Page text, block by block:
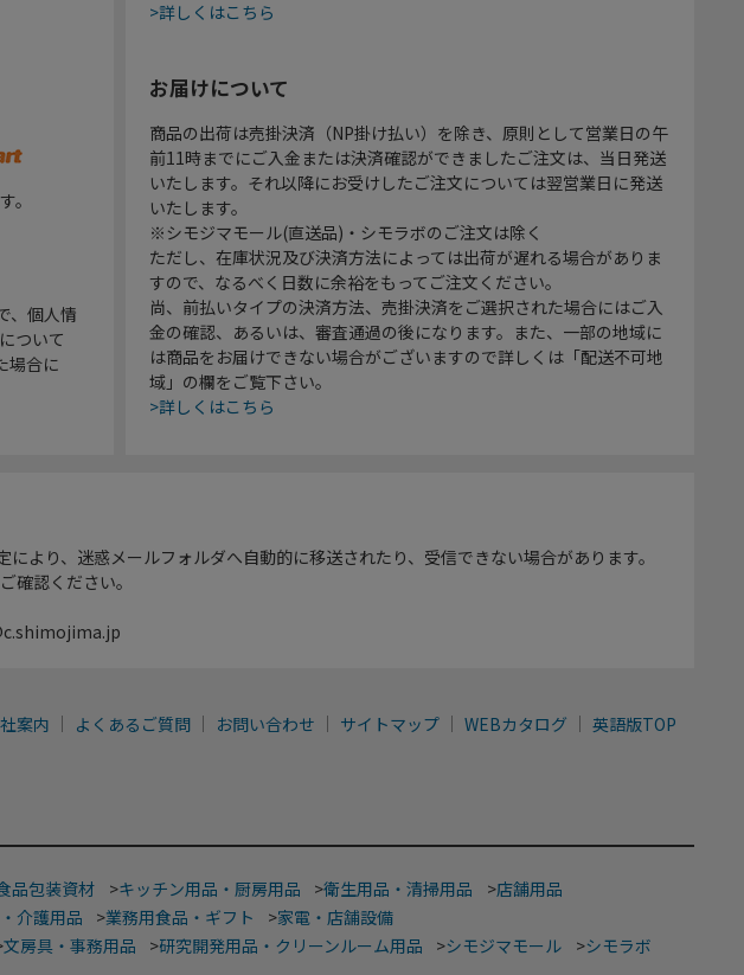
。
、個人情
ついて
場合に
>詳しくはこちら
お届けについて
商品の出荷は売掛決済（NP掛け払い）を除き、原則として営業日の午
前11時までにご入金または決済確認ができましたご注文は、当日発送
いたします。それ以降にお受けしたご注文については翌営業日に発送
いたします。
※シモジマモール(直送品)・シモラボのご注文は除く
ただし、在庫状況及び決済方法によっては出荷が遅れる場合がありま
すので、なるべく日数に余裕をもってご注文ください。
尚、前払いタイプの決済方法、売掛決済をご選択された場合にはご入
金の確認、あるいは、審査通過の後になります。また、一部の地域に
は商品をお届けできない場合がございますので詳しくは「配送不可地
域」の欄をご覧下さい。
>詳しくはこちら
より、迷惑メールフォルダへ自動的に移送されたり、受信できない場合があります。
確認ください。
案内 よくあるご質問 お問い合わせ サイトマップ WEBカタログ 英語版TOP
品包装資材 >キッチン用品・厨房用品 >衛生用品・清掃用品 >店舗用品
介護用品 >業務用食品・ギフト >家電・店舗設備
文房具・事務用品 >研究開発用品・クリーンルーム用品 >シモジマモール >シモラボ